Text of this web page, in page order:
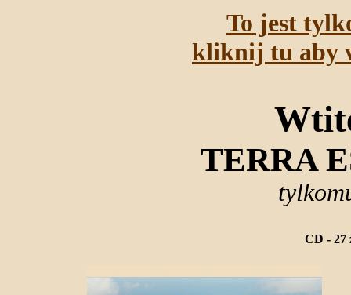
To jest
kliknij tu aby
TERRA
CD - 27